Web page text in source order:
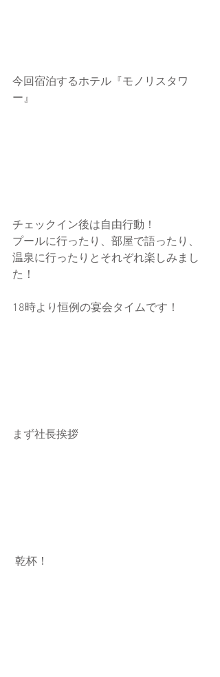
今回宿泊するホテル『モノリスタワ
ー』
チェックイン後は自由行動！
プールに行ったり、部屋で語ったり、
温泉に行ったりとそれぞれ楽しみまし
た！
18時より恒例の宴会タイムです！
まず社長挨拶
乾杯！